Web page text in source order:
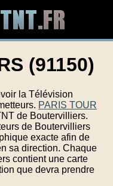
(91150)
la Télévision
PARIS TOUR
de Boutervilliers.
de Boutervilliers
exacte afin de
sa direction. Chaque
contient une carte
que devra prendre